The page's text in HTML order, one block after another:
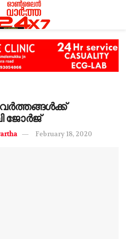
ജോര്‍ജ്
February 18, 2020